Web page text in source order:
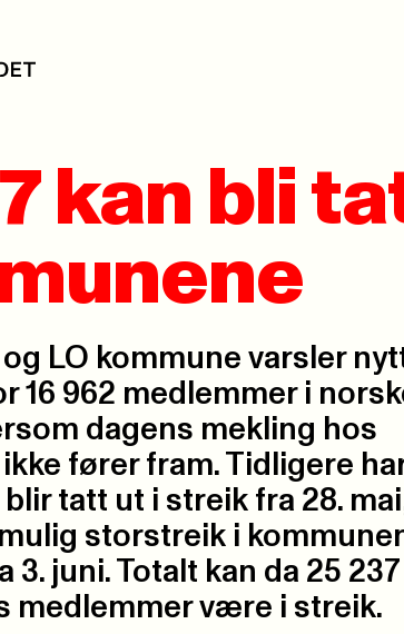
kan bli
LO kommune varsler
16 962 medlemmer i
dagens mekling hos
fører fram. Tidligere
tatt ut i streik fra 28.
storstreik i
3. juni. Totalt kan da 25
medlemmer være i streik.